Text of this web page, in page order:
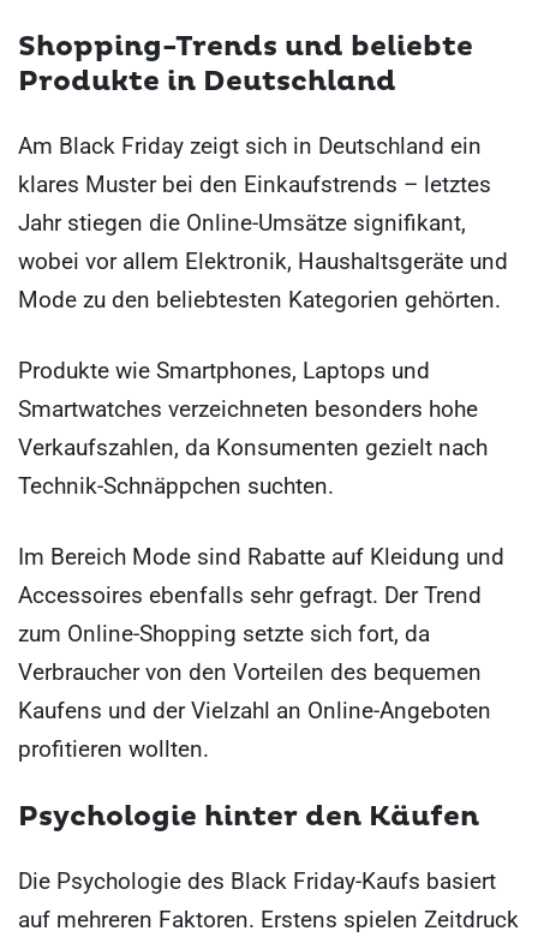
Shopping-Trends und beliebte
Produkte in Deutschland
Am Black Friday zeigt sich in Deutschland ein
klares Muster bei den Einkaufstrends – letztes
Jahr stiegen die Online-Umsätze signifikant,
wobei vor allem Elektronik, Haushaltsgeräte und
Mode zu den beliebtesten Kategorien gehörten.
Produkte wie Smartphones, Laptops und
Smartwatches verzeichneten besonders hohe
Verkaufszahlen, da Konsumenten gezielt nach
Technik-Schnäppchen suchten.
Im Bereich Mode sind Rabatte auf Kleidung und
Accessoires ebenfalls sehr gefragt. Der Trend
zum Online-Shopping setzte sich fort, da
Verbraucher von den Vorteilen des bequemen
Kaufens und der Vielzahl an Online-Angeboten
profitieren wollten.
Psychologie hinter den Käufen
Die Psychologie des Black Friday-Kaufs basiert
auf mehreren Faktoren. Erstens spielen Zeitdruck